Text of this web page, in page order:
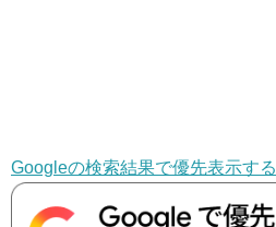
Googleの検索結果で優先表示する